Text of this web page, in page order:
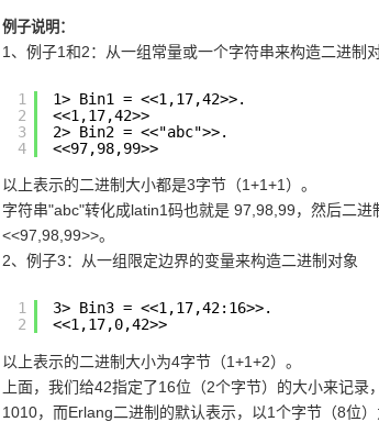
例子说明：
1、例子1和2：从一组常量或一个字符串来构造二进制
1
2
3
4
1> Bin1 = <<1,17,42>>.
<<1,17,42>>
2> Bin2 = <<"abc">>.
<<97,98,99>>
以上表示的二进制大小都是3字节（1+1+1）。
字符串"abc"转化成latin1码也就是 97,98,99，然后二
<<97,98,99>>。
2、例子3：从一组限定边界的变量来构造二进制对象
1
2
3> Bin3 = <<1,17,42:16>>.
<<1,17,0,42>>
以上表示的二进制大小为4字节（1+1+2）。
上面，我们给42指定了16位（2个字节）的大小来记
1010，而Erlang二进制的默认表示，以1个字节（8位）